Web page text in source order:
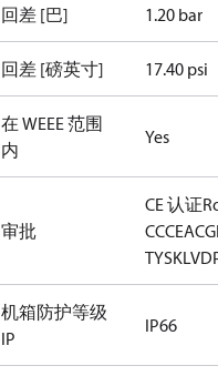
回差 [巴] 1.20 bar
回差 [磅英寸] 17.40 psi
在 WEEE 范围
内
Yes
审批
CE 认证
CCCEAC
TYSKLVD
机箱防护等级
IP
IP66